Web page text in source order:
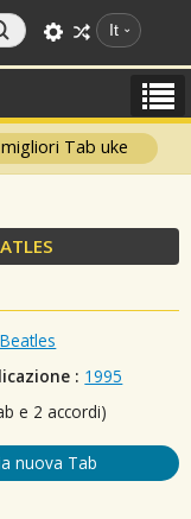
It
Tab uke
: 1995
e 2 accordi)
nuova Tab